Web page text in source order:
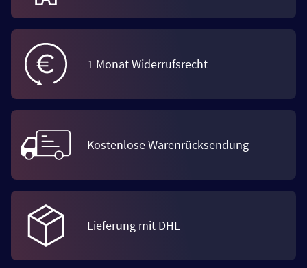
1 Monat Widerrufsrecht
Kostenlose Warenrücksendung
Lieferung mit DHL